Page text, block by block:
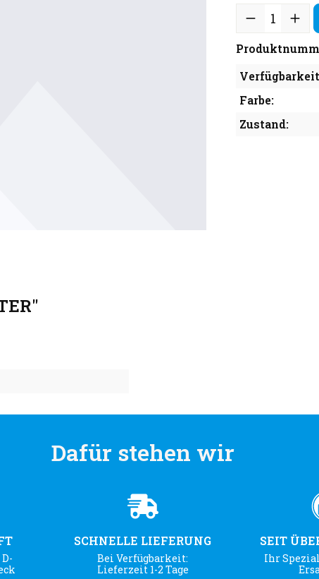
Farbe:
Zustand:
Dafür stehen wir
SCHNELLE LIEFERUNG
Bei Verfügbarkeit:
Lieferzeit 1-2 Tage
SEIT
Ihr